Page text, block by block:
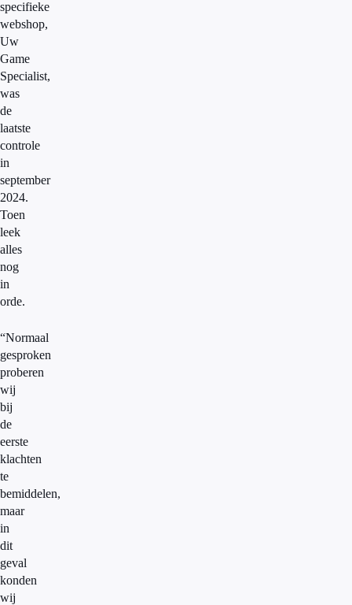
specifieke
webshop,
Uw
Game
Specialist,
was
de
laatste
controle
in
september
2024.
Toen
leek
alles
nog
in
orde.
“Normaal
gesproken
proberen
wij
bij
de
eerste
klachten
te
bemiddelen,
maar
in
dit
geval
konden
wij